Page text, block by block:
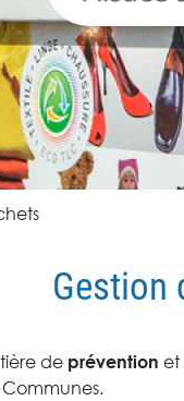
Gestion
de prévention et